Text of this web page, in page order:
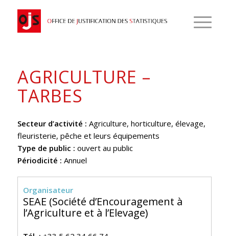
AGRICULTURE –
TARBES
Secteur d’activité : Agriculture, horticulture, élevage,
fleuristerie, pêche et leurs équipements
Type de public : ouvert au public
Périodicité : Annuel
Organisateur
SEAE (Société d’Encouragement à
l’Agriculture et à l’Elevage)